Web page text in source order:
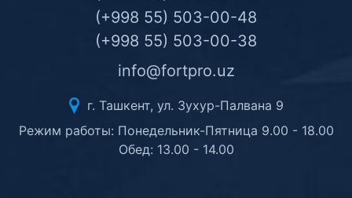
(+998 55) 503-00-48
(+998 55) 503-00-38
info@fortpro.uz
г. Ташкент, ул. Зухур-Палвана 9
Режим работы: Понедельник-Пятница 9.00 - 18.00
Обед: 13.00 - 14.00